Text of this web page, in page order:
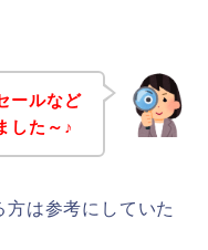
ールなど
した～♪
は参考にしていた